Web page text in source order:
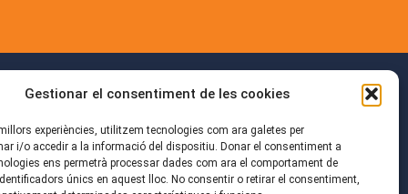
Gestionar el consentiment de les cookies
experiències, utilitzem tecnologies com ara galetes per
i/o accedir a la informació del dispositiu. Donar el consentiment a
ens permetrà processar dades com ara el comportament de
únics en aquest lloc. No consentir o retirar el consentiment,
sense ànim de lucre,
a donar suport educatiu a